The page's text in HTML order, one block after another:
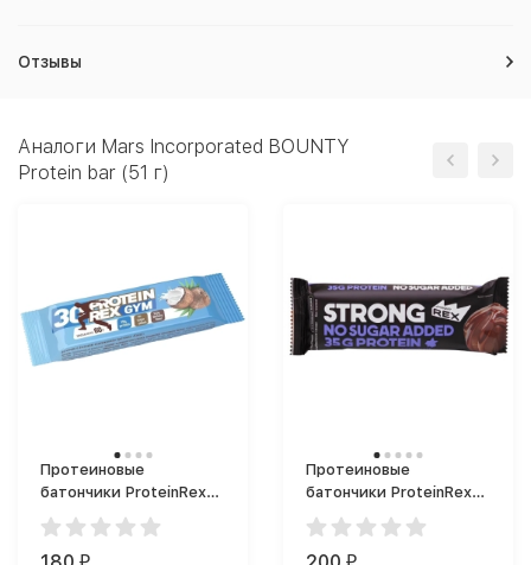
Отзывы
Аналоги Mars Incorporated BOUNTY
Protein bar (51 г)
Протеиновые
батончики ProteinRex
30% GYM bar (60 г)
₽
Протеиновые
батончики ProteinRex
35% STRONG bar (100
г)
₽